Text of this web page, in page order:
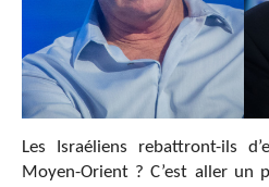
Les Israéliens rebattront-ils
Moyen-Orient ? C’est aller un